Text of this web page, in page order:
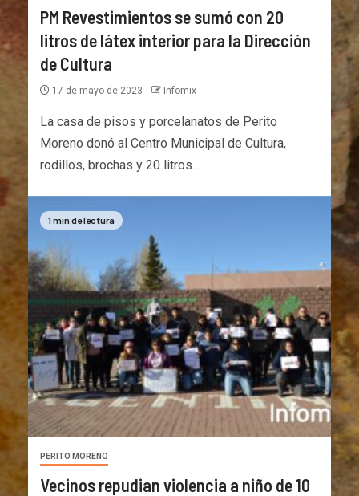
PM Revestimientos se sumó con 20
litros de látex interior para la Dirección
de Cultura
17 de mayo de 2023 Infomix
La casa de pisos y porcelanatos de Perito
Moreno donó al Centro Municipal de Cultura,
rodillos, brochas y 20 litros...
1 min de lectura
PERITO MORENO
Vecinos repudian violencia a niño de 10